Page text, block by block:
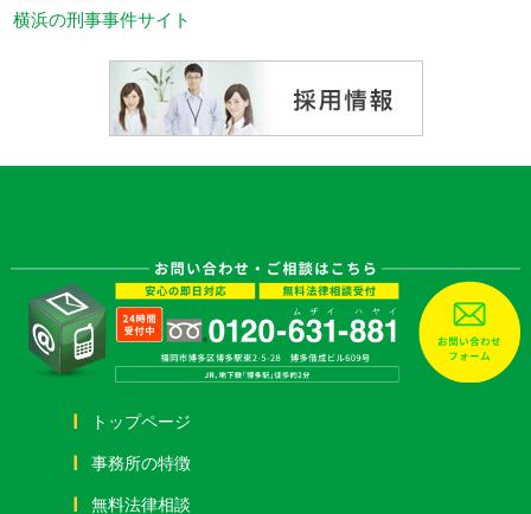
横浜の刑事事件サイト
トップページ
事務所の特徴
無料法律相談